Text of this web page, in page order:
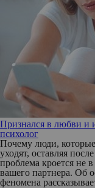
Признался в любви и
психолог
Почему люди, которые
уходят, оставляя
проблема кроется не
вашего партнера. Об
феномена